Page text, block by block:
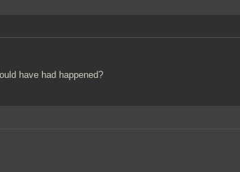
have had happened?